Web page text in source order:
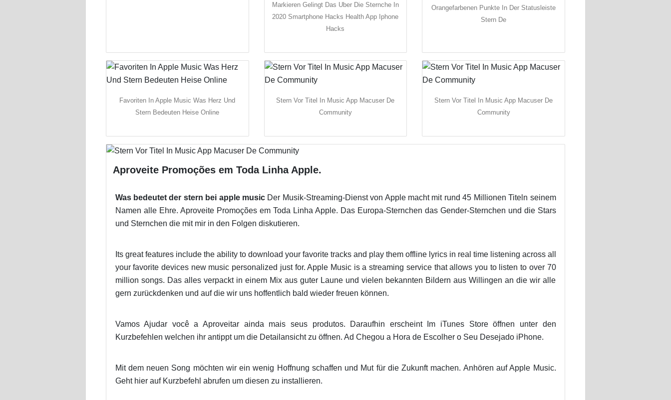
Markieren Gelingt Das Uber Die Sternche In
2020 Smartphone Hacks Health App Iphone
Hacks
Orangefarbenen Punkte In Der Statusleiste
Stern De
Favoriten In Apple Music Was Herz Und
Stern Bedeuten Heise Online
Stern Vor Titel In Music App Macuser De
Community
Stern Vor Titel In Music App Macuser De
Community
Aproveite Promoções em Toda Linha Apple.
Was bedeutet der stern bei apple musicDer Musik-Streaming-Dienst von Apple macht mit rund 45 Millionen Titeln seinem
Namen alle Ehre. Aproveite Promoções em Toda Linha Apple. Das Europa-Sternchen das Gender-Sternchen und die Stars
und Sternchen die mit mir in den Folgen diskutieren.
Its great features include the ability to download your favorite tracks and play them offline lyrics in real time listening across all
your favorite devices new music personalized just for. Apple Music is a streaming service that allows you to listen to over 70
million songs. Das alles verpackt in einem Mix aus guter Laune und vielen bekannten Bildern aus Willingen an die wir alle
gern zurückdenken und auf die wir uns hoffentlich bald wieder freuen können.
Vamos Ajudar você a Aproveitar ainda mais seus produtos. Daraufhin erscheint Im iTunes Store öffnen unter den
Kurzbefehlen welchen ihr antippt um die Detailansicht zu öffnen. Ad Chegou a Hora de Escolher o Seu Desejado iPhone.
Mit dem neuen Song möchten wir ein wenig Hoffnung schaffen und Mut für die Zukunft machen. Anhören auf Apple Music.
Geht hier auf Kurzbefehl abrufen um diesen zu installieren.